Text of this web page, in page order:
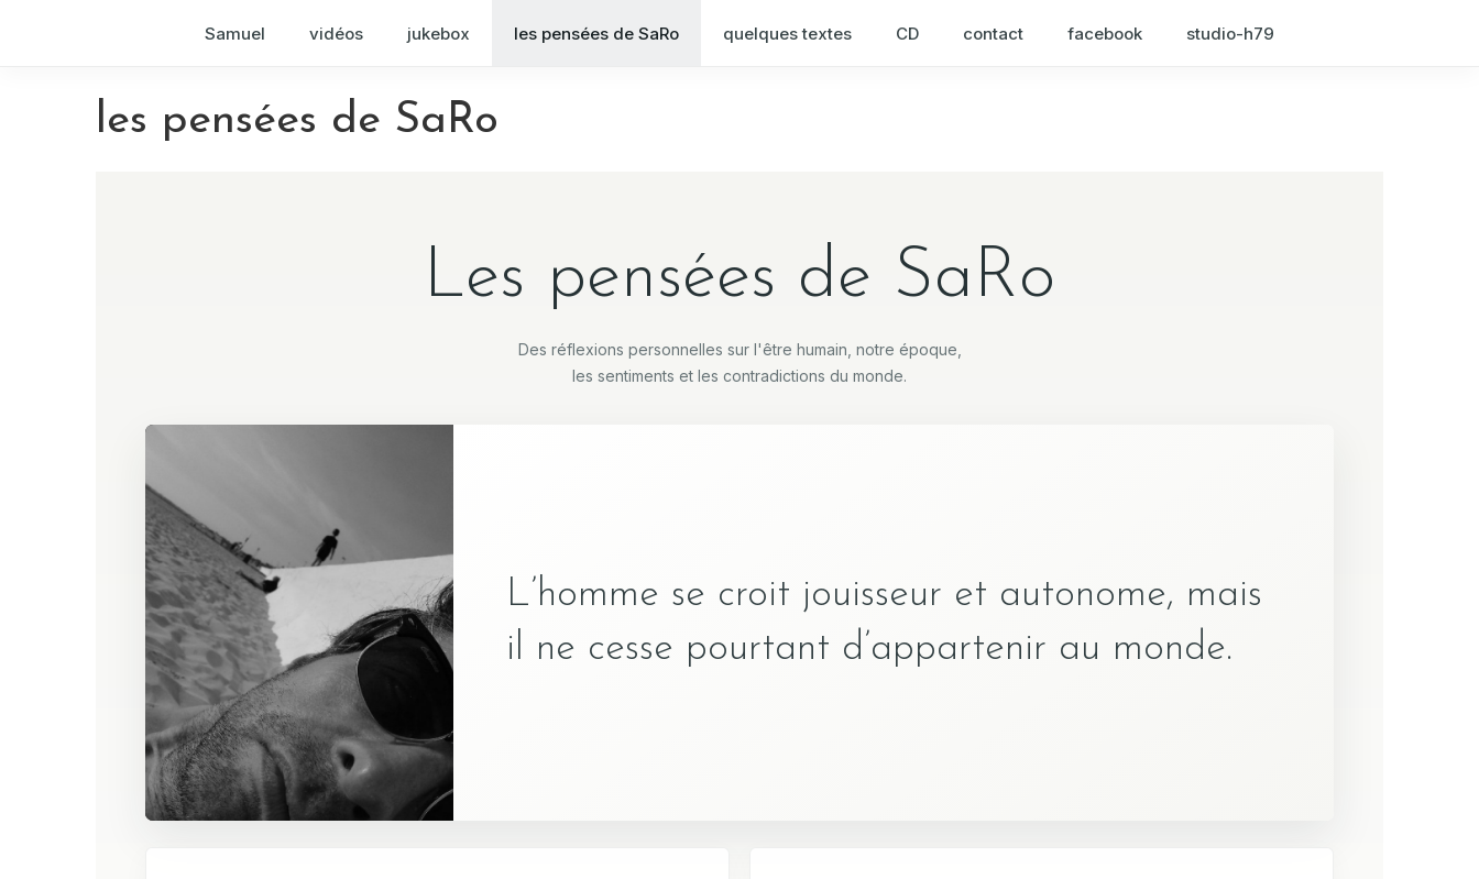
Samuel vidéos jukebox les pensées de SaRo quelques textes CD contact facebook studio-h79
les pensées de SaRo
Les pensées de SaRo
Des réflexions personnelles sur l'être humain, notre époque,
les sentiments et les contradictions du monde.
L’homme se croit jouisseur et autonome, mais
il ne cesse pourtant d’appartenir au monde.